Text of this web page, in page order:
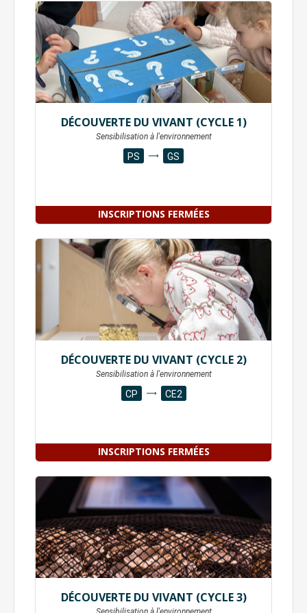
INSCRIPTIONS FERMÉES
DÉCOUVERTE DU VIVANT (CYCLE 1)
Sensibilisation à l'environnement
PS GS
INSCRIPTIONS FERMÉES
DÉCOUVERTE DU VIVANT (CYCLE 2)
Sensibilisation à l'environnement
CP CE2
DÉCOUVERTE DU VIVANT (CYCLE 3)